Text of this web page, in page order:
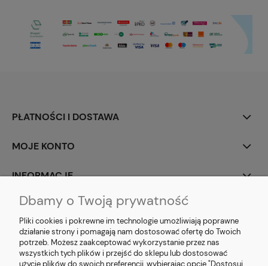
PŁATNOŚCI I DOSTAWA
MOJE KONTO
INFORMACJE
SOCIAL MEDIA
Dbamy o Twoją prywatność
Pliki cookies i pokrewne im technologie umożliwiają poprawne
działanie strony i pomagają nam dostosować ofertę do Twoich
potrzeb. Możesz zaakceptować wykorzystanie przez nas
wszystkich tych plików i przejść do sklepu lub dostosować
użycie plików do swoich preferencji, wybierając opcję "Dostosuj